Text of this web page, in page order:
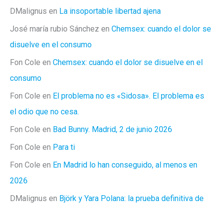
DMalignus en La insoportable libertad ajena
José maría rubio Sánchez en Chemsex: cuando el dolor se
disuelve en el consumo
Fon Cole en Chemsex: cuando el dolor se disuelve en el
consumo
Fon Cole en El problema no es «Sidosa». El problema es
el odio que no cesa.
Fon Cole en Bad Bunny. Madrid, 2 de junio 2026
Fon Cole en Para ti
Fon Cole en En Madrid lo han conseguido, al menos en
2026
DMalignus en Björk y Yara Polana: la prueba definitiva de